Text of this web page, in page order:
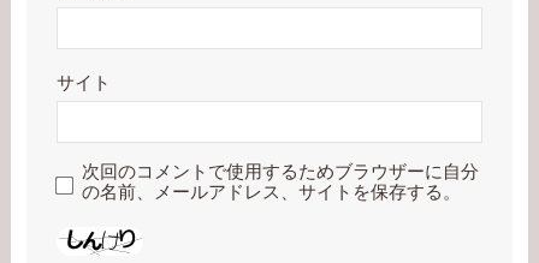
サイト
次回のコメントで使用するためブラウザーに自分
の名前、メールアドレス、サイトを保存する。